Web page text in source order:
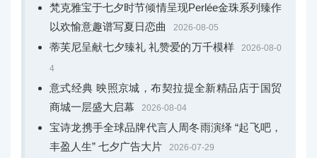
Macri Capri与Macri Positano系列以意大利两座迷人岛
屿为灵感，延续Macri系列标志性的雕刻工艺，两款戒指均
采用微拱造型。Macri Capri系列以贵金属镶边点缀彩色宝
石，令人联想到卡普里岛的海天一色与繁花点点；Macri P
梵克雅宝于七夕时节倾情呈现Perlée金珠系列臻作
以欢愉意趣谱写夏日恋曲
2026-08-05
蒂芙尼呈献七夕臻礼 礼赞爱的万千模样 2026-08-0
4
意式经典 映照京城，布契拉提全新精品店于国贸
商城一层盛大启幕
2026-08-04
宝诗龙携手全球品牌代言人周冬雨演绎 “起飞吧，
丰盈人生” 七夕广告大片
2026-07-29